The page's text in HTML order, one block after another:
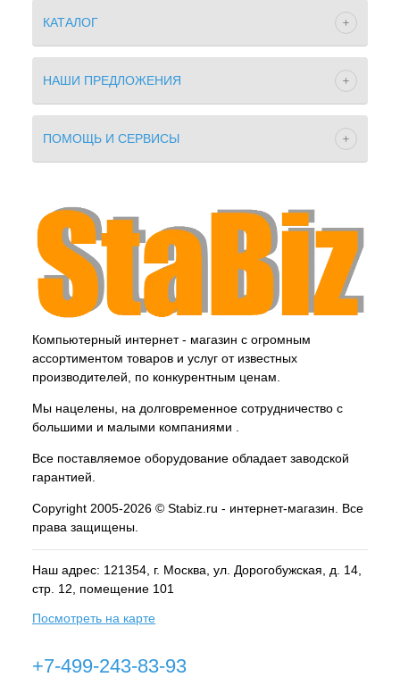
КАТАЛОГ
НАШИ ПРЕДЛОЖЕНИЯ
ПОМОЩЬ И СЕРВИСЫ
Компьютерный интернет - магазин с огромным
ассортиментом товаров и услуг от известных
производителей, по конкурентным ценам.
Мы нацелены, на долговременное сотрудничество с
большими и малыми компаниями .
Все поставляемое оборудование обладает заводской
гарантией.
Copyright 2005-2026 © Stabiz.ru - интернет-магазин. Все
права защищены.
Наш адрес: 121354, г. Москва , ул. Дорогобужская, д. 14,
стр. 12, помещение 101
Посмотреть на карте
+7-499-243-83-93